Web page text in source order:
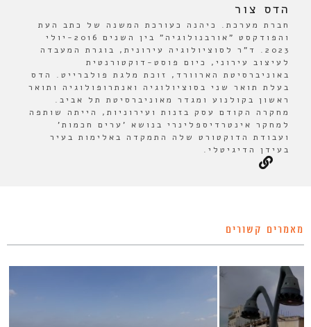
הדס צור
חברת מערכת. כיהנה כעורכת המשנה של כתב העת
והפודקסט "אורבנולוגיה" בין השנים 2016-יולי
2023. ד"ר לסוציולוגיה עירונית, בוגרת המעבדה
לעיצוב עירוני, כיום פוסט-דוקטורנטית
באוניברסיטת הארוורד, זוכת מלגת פולברייט. הדס
בעלת תואר שני בסוציולוגיה ואנתרופולוגיה ותואר
ראשון בקולנוע ומגדר מאוניברסיטת תל אביב.
מחקרה הקודם עסק בזנות ועירוניות, הייתה שותפה
למחקר אינטרדיספלינרי בנושא 'ערים חכמות'
ועבודת הדוקטורט שלה התמקדה באלימות בעיר
בעידן הדיגיטלי.
מאמרים קשורים